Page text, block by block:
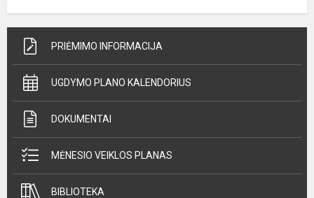
PRIĖMIMO INFORMACIJA
UGDYMO PLANO KALENDORIUS
DOKUMENTAI
MĖNESIO VEIKLOS PLANAS
BIBLIOTEKA